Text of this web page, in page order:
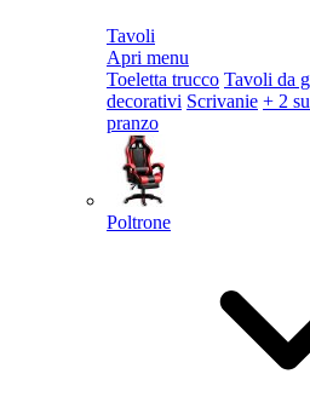
Tavoli
Apri menu
Toeletta trucco Tavoli da
decorativi Scrivanie + 2
pranzo
Poltrone